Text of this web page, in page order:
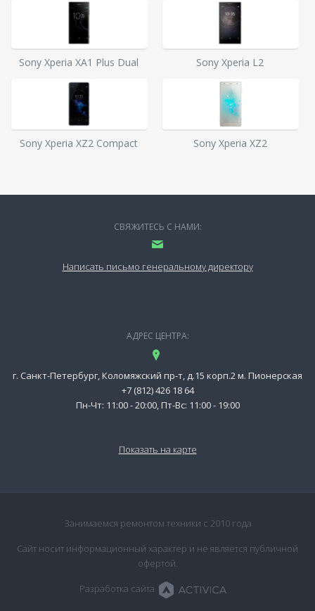
Sony Xperia XA1 Plus Dual Sony Xperia L2
Sony Xperia XZ2 Compact Sony Xperia XZ2
СВЯЖИТЕСЬ С НАМИ:
Написать письмо генеральному директору
АДРЕС ЦЕНТРА:
г. Санкт-Петербург, Коломяжский пр-т, д.15 корп.2 м. Пионерская
+7 (812) 426 18 64
Пн-Чт: 11:00 - 20:00, Пт-Вс: 11:00 - 19:00
Показать на карте
Занимаемся ремонтом техники с 2010 года
Сайт носит информационный характер и не является публичной
офертой.
Разработка сайта